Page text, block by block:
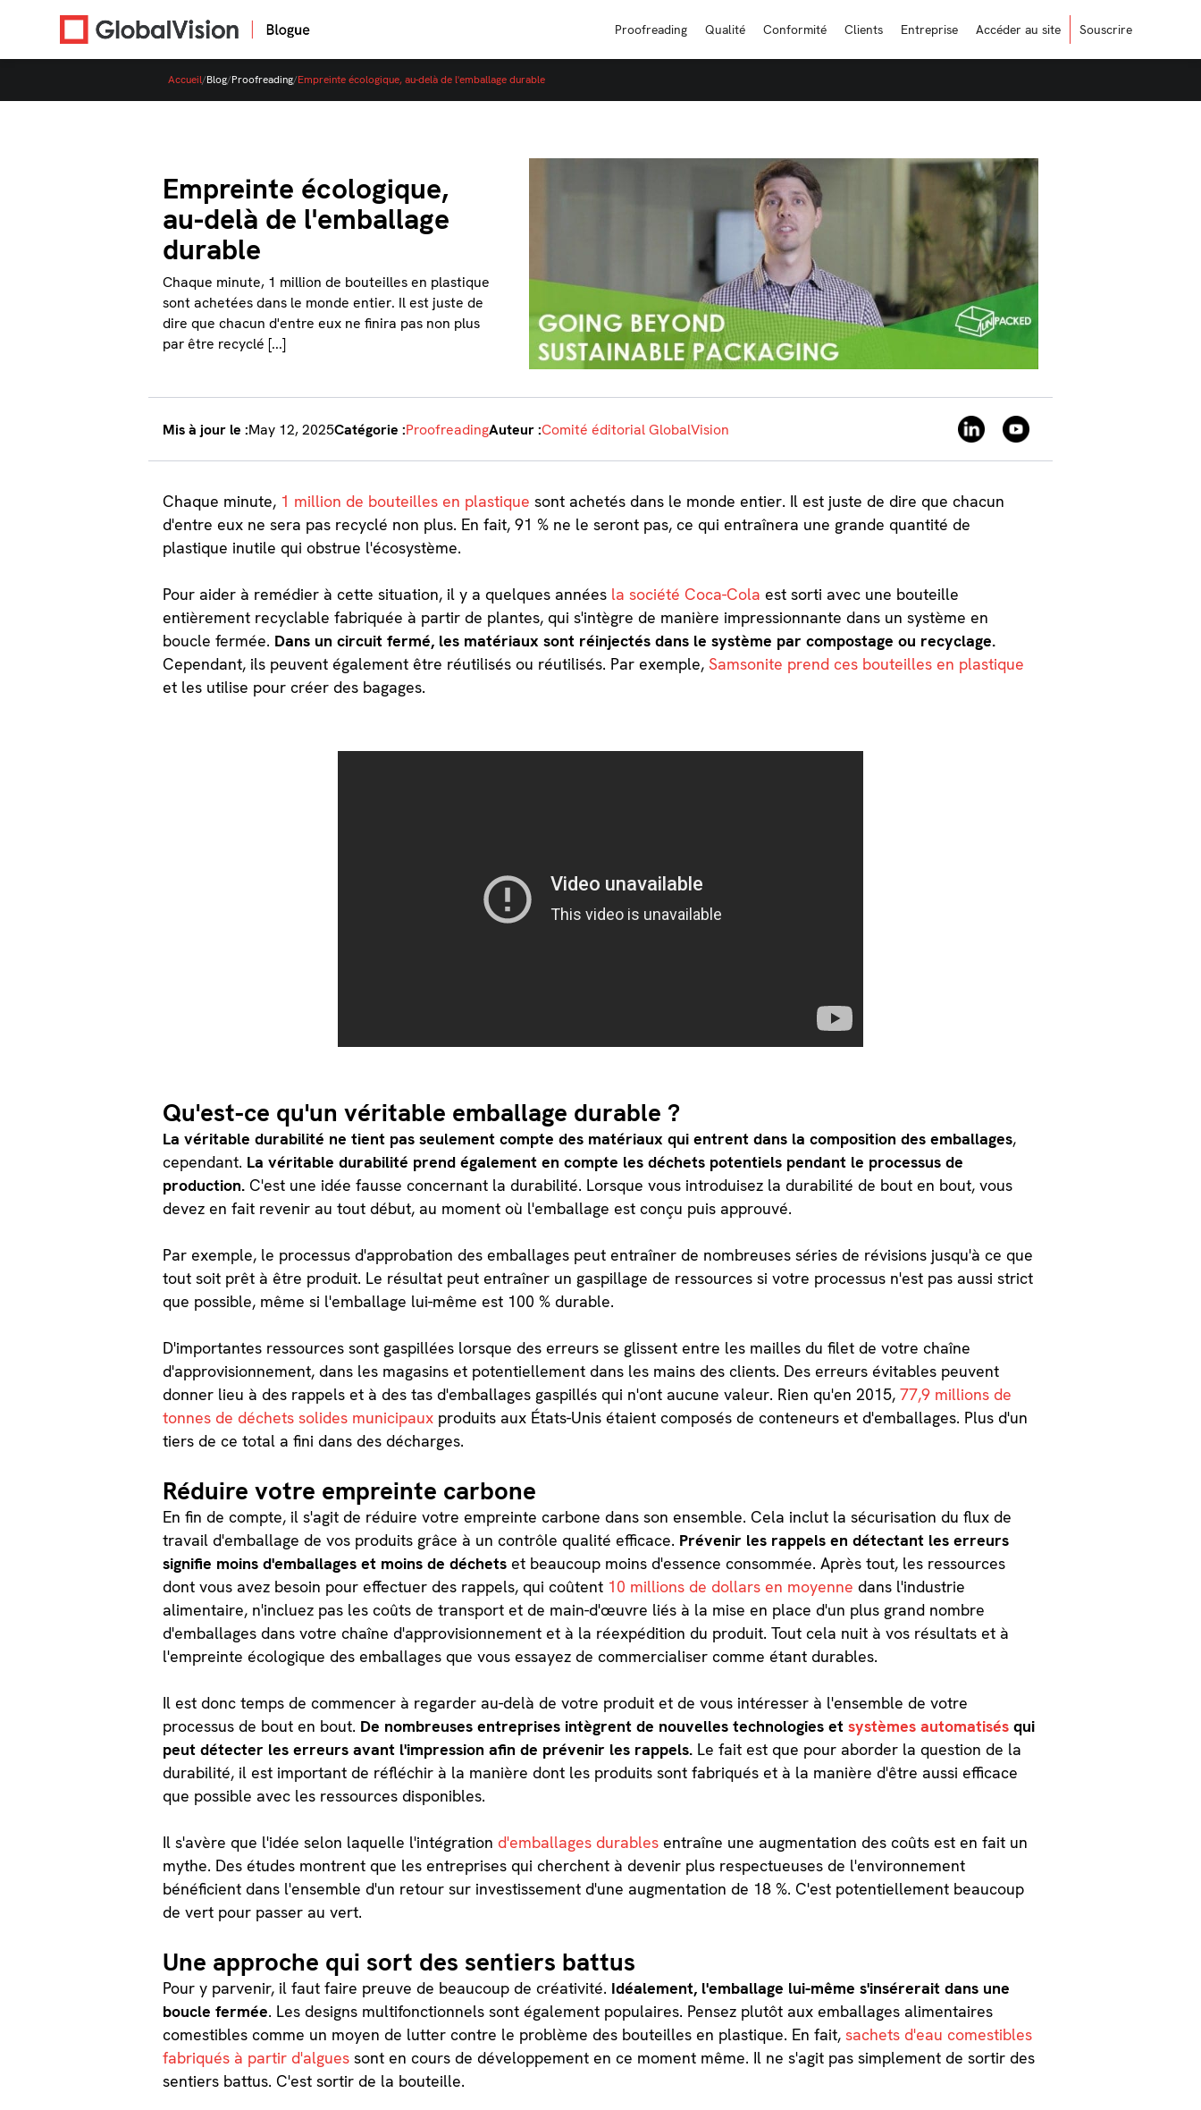
Proofreading Qualité Conformité Clients Entreprise Accéder au site Souscrire
Accueil/Blog/Proofreading/Empreinte écologique, au-delà de l'emballage durable
Empreinte écologique,
au-delà de l'emballage
durable
Chaque minute, 1 million de bouteilles en plastique
sont achetées dans le monde entier. Il est juste de
dire que chacun d'entre eux ne finira pas non plus
par être recyclé [...]
Mis à jour le :May 12, 2025Catégorie :ProofreadingAuteur :Comité éditorial GlobalVision
Chaque minute, 1 million de bouteilles en plastique sont achetés dans le monde entier. Il est juste de dire que chacun
d'entre eux ne sera pas recyclé non plus. En fait, 91 % ne le seront pas, ce qui entraînera une grande quantité de
plastique inutile qui obstrue l'écosystème.
Pour aider à remédier à cette situation, il y a quelques années la société Coca-Cola est sorti avec une bouteille
entièrement recyclable fabriquée à partir de plantes, qui s'intègre de manière impressionnante dans un système en
boucle fermée. Dans un circuit fermé, les matériaux sont réinjectés dans le système par compostage ou recyclage.
Cependant, ils peuvent également être réutilisés ou réutilisés. Par exemple,Samsonite prend ces bouteilles en plastique
et les utilise pour créer des bagages.
Qu'est-ce qu'un véritable emballage durable ?
La véritable durabilité ne tient pas seulement compte des matériaux qui entrent dans la composition des emballages,
cependant. La véritable durabilité prend également en compte les déchets potentiels pendant le processus de
production. C'est une idée fausse concernant la durabilité. Lorsque vous introduisez la durabilité de bout en bout, vous
devez en fait revenir au tout début, au moment où l'emballage est conçu puis approuvé.
Par exemple, le processus d'approbation des emballages peut entraîner de nombreuses séries de révisions jusqu'à ce que
tout soit prêt à être produit. Le résultat peut entraîner un gaspillage de ressources si votre processus n'est pas aussi strict
que possible, même si l'emballage lui-même est 100 % durable.
D'importantes ressources sont gaspillées lorsque des erreurs se glissent entre les mailles du filet de votre chaîne
d'approvisionnement, dans les magasins et potentiellement dans les mains des clients. Des erreurs évitables peuvent
donner lieu à des rappels et à des tas d'emballages gaspillés qui n'ont aucune valeur. Rien qu'en 2015,77,9 millions de
tonnes de déchets solides municipaux produits aux États-Unis étaient composés de conteneurs et d'emballages. Plus d'un
tiers de ce total a fini dans des décharges.
Réduire votre empreinte carbone
En fin de compte, il s'agit de réduire votre empreinte carbone dans son ensemble. Cela inclut la sécurisation du flux de
travail d'emballage de vos produits grâce à un contrôle qualité efficace. Prévenir les rappels en détectant les erreurs
signifie moins d'emballages et moins de déchets et beaucoup moins d'essence consommée. Après tout, les ressources
dont vous avez besoin pour effectuer des rappels, qui coûtent 10 millions de dollars en moyenne dans l'industrie
alimentaire, n'incluez pas les coûts de transport et de main-d'œuvre liés à la mise en place d'un plus grand nombre
d'emballages dans votre chaîne d'approvisionnement et à la réexpédition du produit. Tout cela nuit à vos résultats et à
l'empreinte écologique des emballages que vous essayez de commercialiser comme étant durables.
Il est donc temps de commencer à regarder au-delà de votre produit et de vous intéresser à l'ensemble de votre
processus de bout en bout. De nombreuses entreprises intègrent de nouvelles technologies etsystèmes automatisés qui
peut détecter les erreurs avant l'impression afin de prévenir les rappels. Le fait est que pour aborder la question de la
durabilité, il est important de réfléchir à la manière dont les produits sont fabriqués et à la manière d'être aussi efficace
que possible avec les ressources disponibles.
Il s'avère que l'idée selon laquelle l'intégration d'emballages durables entraîne une augmentation des coûts est en fait un
mythe. Des études montrent que les entreprises qui cherchent à devenir plus respectueuses de l'environnement
bénéficient dans l'ensemble d'un retour sur investissement d'une augmentation de 18 %. C'est potentiellement beaucoup
de vert pour passer au vert.
Une approche qui sort des sentiers battus
Pour y parvenir, il faut faire preuve de beaucoup de créativité. Idéalement, l'emballage lui-même s'insérerait dans une
boucle fermée. Les designs multifonctionnels sont également populaires. Pensez plutôt aux emballages alimentaires
comestibles comme un moyen de lutter contre le problème des bouteilles en plastique. En fait,sachets d'eau comestibles
fabriqués à partir d'algues sont en cours de développement en ce moment même. Il ne s'agit pas simplement de sortir des
sentiers battus. C'est sortir de la bouteille.